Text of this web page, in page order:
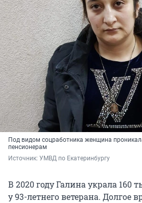
Под видом соцработника женщина
пенсионерам
Источник: УМВД по Екатеринбургу
В 2020 году Галина украла 160
у 93-летнего ветерана. Долгое